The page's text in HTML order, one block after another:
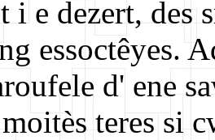
i e dezert, des
essoctêyes.
d' ene
moitès teres si